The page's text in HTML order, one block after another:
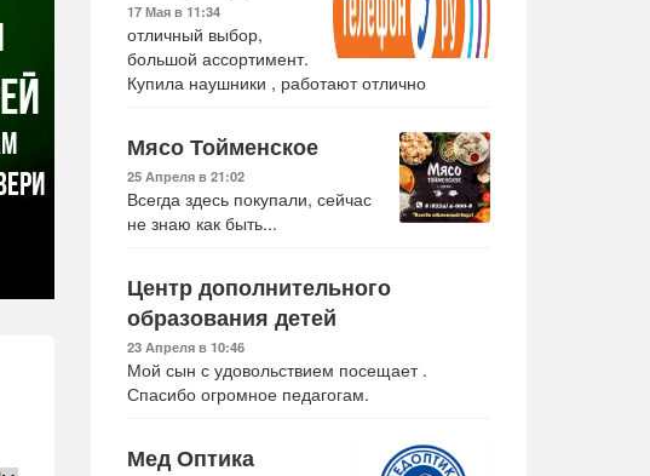
17 Мая в 11:34
отличный выбор,
большой ассортимент.
Купила наушники , работают отлично
Мясо Тойменское
25 Апреля в 21:02
Всегда здесь покупали, сейчас
не знаю как быть...
Центр дополнительного
образования детей
23 Апреля в 10:46
Мой сын с удовольствием посещает .
Спасибо огромное педагогам.
Мед Оптика